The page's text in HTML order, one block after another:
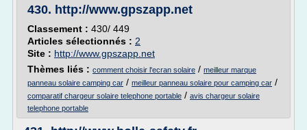
430. http://www.gpszapp.net
Classement : 430/ 449
Articles sélectionnés : 2
Site : http://www.gpszapp.net
Thèmes liés : comment choisir l'ecran solaire / meilleur marque
panneau solaire camping car / meilleur panneau solaire pour camping car /
comparatif chargeur solaire telephone portable / avis chargeur solaire
telephone portable